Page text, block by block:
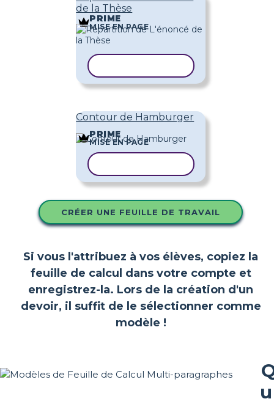
de la Thèse
PRIME
MISE EN PAGE
Contour de Hamburger
PRIME
MISE EN PAGE
CRÉER UNE FEUILLE DE TRAVAIL
Si vous l'attribuez à vos élèves, copiez la
feuille de calcul dans votre compte et
enregistrez-la. Lors de la création d'un
devoir, il suffit de le sélectionner comme
modèle !